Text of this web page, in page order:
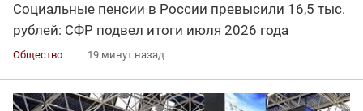
Социальные пенсии в России превысили 16,5 тыс.
рублей: СФР подвел итоги июля 2026 года
Общество 19 минут назад